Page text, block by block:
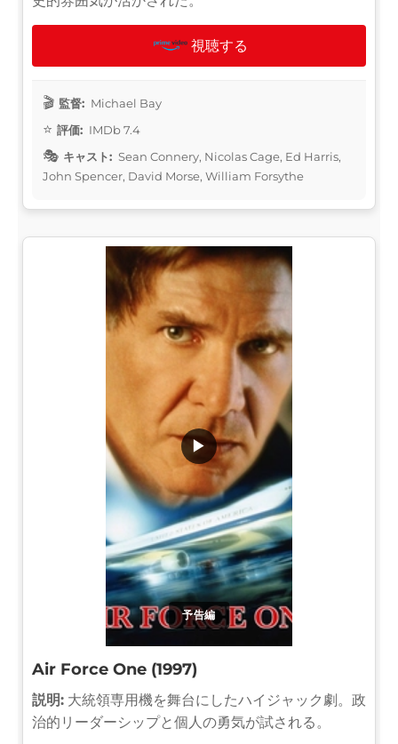
視聴する
監督: Michael Bay
評価: IMDb 7.4
キャスト: Sean Connery, Nicolas Cage, Ed Harris,
John Spencer, David Morse, William Forsythe
予告編
▶
Air Force One (1997)
説明: 大統領専用機を舞台にしたハイジャック劇。政
治的リーダーシップと個人の勇気が試される。